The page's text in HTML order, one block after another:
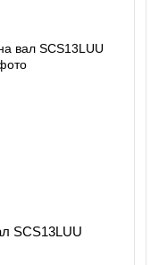
SCS13LUU